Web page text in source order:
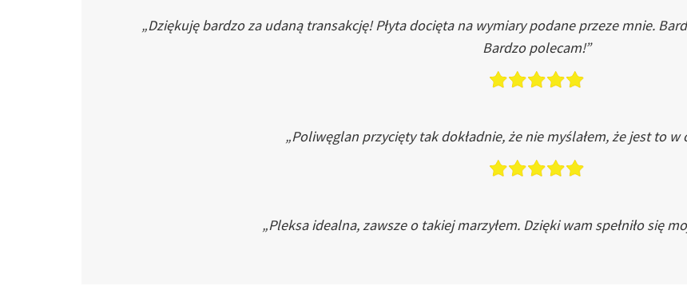
„Dziękuję bardzo za udaną transakcję! Płyta docięta na wymiary podane przeze mnie.
Bardzo polecam!”
„Poliwęglan przycięty tak dokładnie, że nie myślałem, że jest to w
„Pleksa idealna, zawsze o takiej marzyłem. Dzięki wam spełniło się